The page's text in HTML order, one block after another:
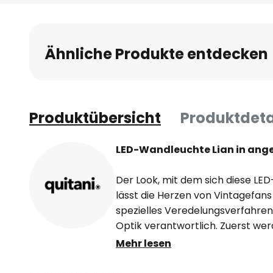
Bildgalerie
springen
Ähnliche Produkte entdecken
Produktübersicht
LED-Wandleuchte Lian in
Der Look, mit dem sich diese
lässt die Herzen von
spezielles
Optik verantwortlich. Zuerst
Aluminiumblenden, die den
Mehr lesen